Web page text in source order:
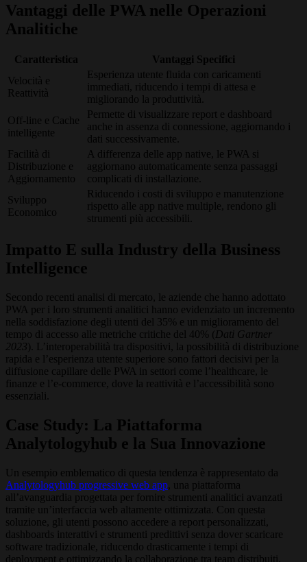
Vantaggi delle PWA nelle Operazioni
Analitiche
Caratteristica
Vantaggi Specifici
Velocità e
Reattività
Esperienza utente fluida con caricamenti
immediati, riducendo i tempi di attesa e
migliorando la produttività.
Off-line e Cache
intelligente
Permette di visualizzare report e dashboard
anche in assenza di connessione, aggiornando i
dati successivamente.
Facilità di
Distribuzione e
Aggiornamento
A differenza delle app native, le PWA si
aggiornano automaticamente senza passaggi
complicati di installazione.
Sviluppo
Economico
Riducendo i costi di sviluppo e manutenzione
rispetto alle app native multiple, rendono gli
strumenti più accessibili.
Impatto E sulla Industry della Business
Intelligence
Secondo recenti analisi di mercato, le aziende che hanno adottato
PWA per i loro strumenti analitici hanno evidenziato un incremento
nella soddisfazione degli utenti del 35% e un miglioramento del
tempo di accesso alle metriche critiche del 40% ( Dati Gartner
2023 ). L’interoperabilità tra dispositivi, la possibilità di distribuzione
rapida e l’esperienza utente superiore sono fattori decisivi per la
diffusione capillare delle PWA in settori come l’healthcare, le
finanze e l’e-commerce, dove la reattività e l’accessibilità sono
essenziali.
Case Study: La Piattaforma
Analytologyhub e la Sua Innovazione
Un esempio emblematico di questa tendenza è rappresentato da
Analytologyhub progressive web app , una piattaforma
all’avanguardia progettata per fornire strumenti analitici avanzati
tramite un’interfaccia web altamente ottimizzata. Con questa
soluzione, gli utenti possono accedere a report personalizzati,
dashboards interattivi e strumenti predittivi senza dover scaricare
software tradizionale, riducendo drasticamente i tempi di
deployment e ottimizzando la collaborazione tra team distribuiti.